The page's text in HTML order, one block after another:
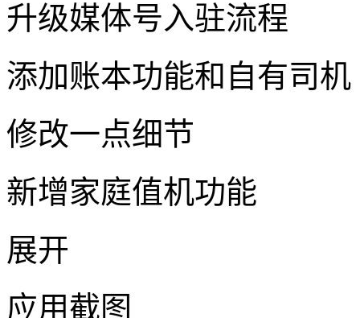
升级媒体号入驻流程
添加账本功能和自有司机
修改一点细节
新增家庭值机功能
展开
应用截图